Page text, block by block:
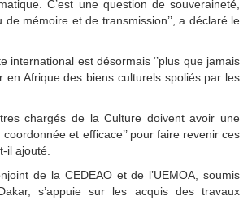
C’est une question de souveraineté,
mémoire et de transmission’’, a déclaré le
international est désormais ‘’plus que jamais
en Afrique des biens culturels spoliés par les
chargés de la Culture doivent avoir une
coordonnée et efficace’’ pour faire revenir ces
il ajouté.
de la CEDEAO et de l’UEMOA, soumis
s’appuie sur les acquis des travaux